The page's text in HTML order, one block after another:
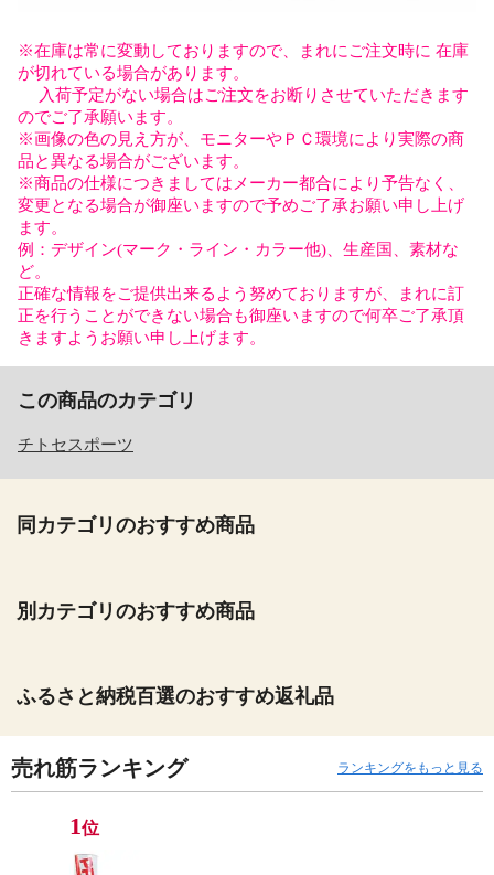
※在庫は常に変動しておりますので、まれにご注文時に 在庫
が切れている場合があります。
入荷予定がない場合はご注文をお断りさせていただきます
のでご了承願います。
※画像の色の見え方が、モニターやＰＣ環境により実際の商
品と異なる場合がございます。
※商品の仕様につきましてはメーカー都合により予告なく、
変更となる場合が御座いますので予めご了承お願い申し上げ
ます。
例：デザイン(マーク・ライン・カラー他)、生産国、素材な
ど。
正確な情報をご提供出来るよう努めておりますが、まれに訂
正を行うことができない場合も御座いますので何卒ご了承頂
きますようお願い申し上げます。
この商品のカテゴリ
チトセスポーツ
同カテゴリのおすすめ商品
別カテゴリのおすすめ商品
ふるさと納税百選のおすすめ返礼品
売れ筋ランキング ランキングをもっと見る
1位